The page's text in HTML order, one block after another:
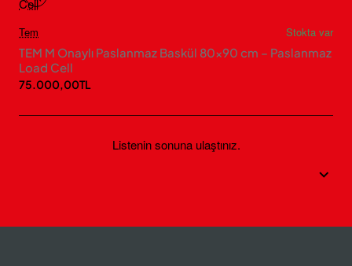
Tem
Stokta var
TEM M Onaylı Paslanmaz Baskül 80×90 cm – Paslanmaz
Load Cell
75.000,00TL
Listenin sonuna ulaştınız.